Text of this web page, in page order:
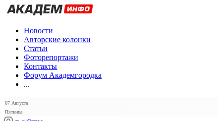
Новости
Авторские колонки
Статьи
Фоторепортажи
Контакты
Форум Академгородка
...
07 Августа
Пятница